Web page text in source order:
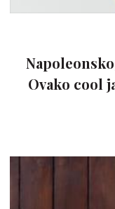
Ovako cool